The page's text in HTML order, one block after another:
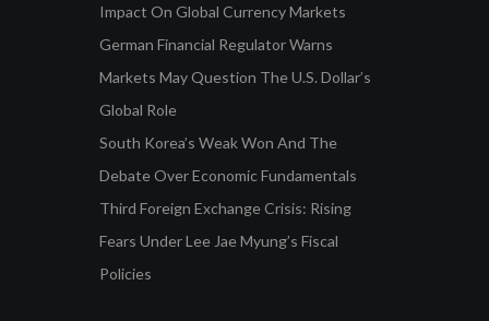
Impact On Global Currency Markets
German Financial Regulator Warns
Markets May Question The U.S. Dollar’s
Global Role
South Korea’s Weak Won And The
Debate Over Economic Fundamentals
Third Foreign Exchange Crisis: Rising
Fears Under Lee Jae Myung’s Fiscal
Policies